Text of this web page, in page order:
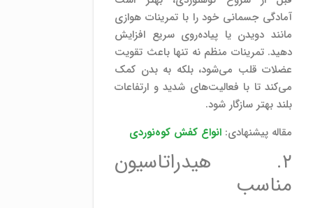
آمادگی جسمانی خود را با تمرینات هوازی
مانند دویدن یا پیاده‌روی سریع افزایش
دهید. تمرینات منظم نه تنها باعث تقویت
عضلات قلب می‌شود، بلکه به بدن کمک
می‌کند تا با فعالیت‌های شدید و ارتفاعات
بلند بهتر سازگار شود.
مقاله پیشنهادی: انواع کفش کوه‌نوردی
۲. هیدراتاسیون
مناسب